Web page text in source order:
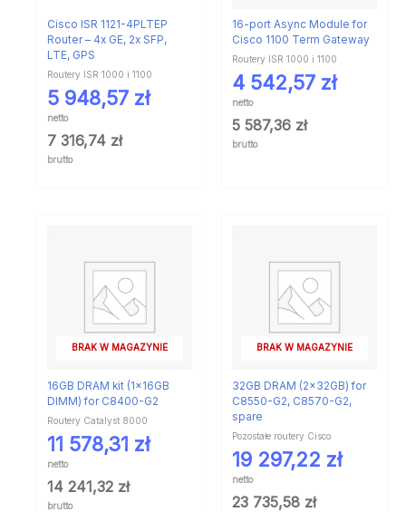
Cisco ISR 1121-4PLTEP
Router – 4x GE, 2x SFP,
LTE, GPS
Routery ISR 1000 i 1100
5 948,57 zł
netto
7 316,74 zł
brutto
16-port Async Module for
Cisco 1100 Term Gateway
Routery ISR 1000 i 1100
4 542,57 zł
netto
5 587,36 zł
brutto
BRAK W MAGAZYNIE
16GB DRAM kit (1x16GB
DIMM) for C8400-G2
Routery Catalyst 8000
11 578,31 zł
netto
14 241,32 zł
brutto
BRAK W MAGAZYNIE
32GB DRAM (2x32GB) for
C8550-G2, C8570-G2,
spare
Pozostałe routery Cisco
19 297,22 zł
netto
23 735,58 zł